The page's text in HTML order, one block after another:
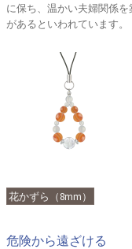
に保ち、温かい夫婦関係を
があるといわれています。
花かずら（8mm）
危険から遠ざける